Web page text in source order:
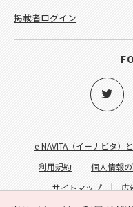
e-NAVITA（イーナビタ）
利用規約
個人情報
サイトマップ
広
掲載者ログイン